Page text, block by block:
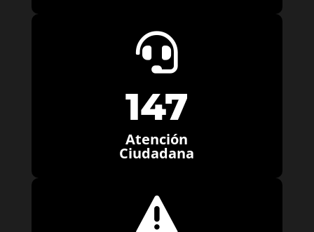

147
Atención
Ciudadana
